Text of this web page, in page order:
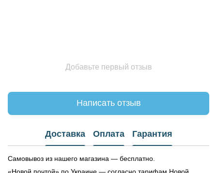
Добавьте первый отзыв
Написать отзыв
Доставка Оплата Гарантия
Самовывоз из нашего магазина — бесплатно.